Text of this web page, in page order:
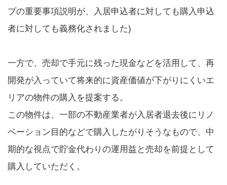
プの重要事項説明が、入居申込者に対しても購入申込
者に対しても義務化されました)
一方で、売却で手元に残った現金などを活用して、再
開発が入っていて将来的に資産価値が下がりにくいエ
リアの物件の購入を提案する。
この物件は、一部の不動産業者が入居者退去後にリノ
ベーション目的などで購入したがりそうなもので、中
期的な視点で貯金代わりの運用益と売却を前提として
購入していただく。